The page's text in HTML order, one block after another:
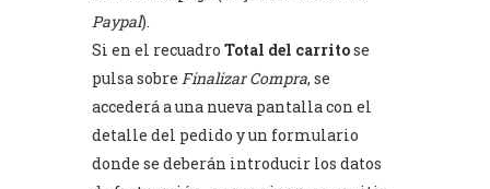
Paypal).
Si en el recuadro Total del carritose
pulsa sobre Finalizar Compra, se
accederá a una nueva pantalla con el
detalle del pedido y un formulario
donde se deberán introducir los datos